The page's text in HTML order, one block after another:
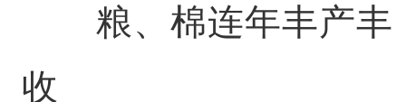
粮、棉连年丰产丰
收